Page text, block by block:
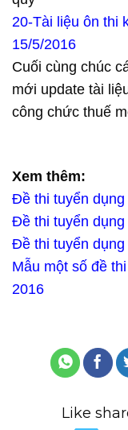
20-Tài liệu ôn thi
15/5/2016
Cuối cùng chúc
mới update tài
công chức thuế
Xem thêm:
Đề thi tuyển
Đề thi tuyển
Đề thi tuyển
Mẫu một số đề
2016
Like